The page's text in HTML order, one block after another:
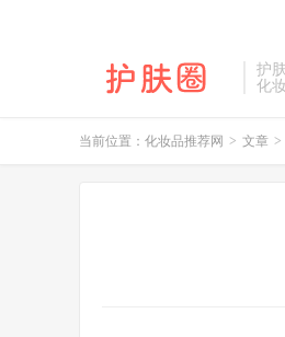
护
化
当前位置： 化妆品推荐网 > 文章 >